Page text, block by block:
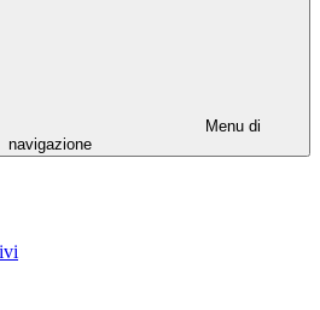
Menu di
navigazione